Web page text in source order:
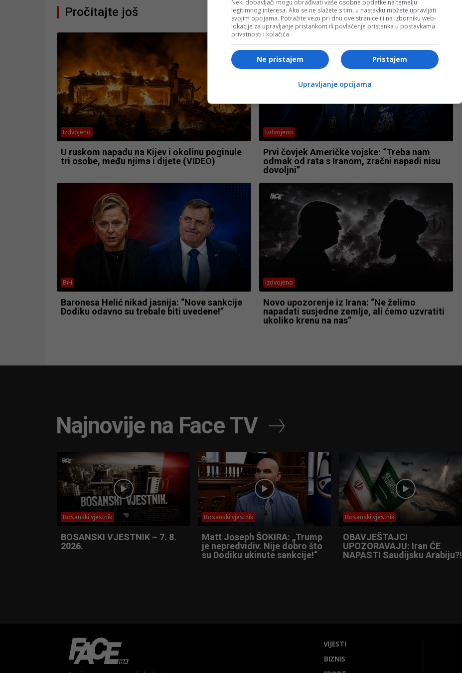
Pročitajte još
Izdvojeno
U ruskom napadu na Kijev i okolinu poginule
tri osobe, među njima i dijete (VIDEO)
Izdvojeno
Prvi čovjek Američke vojske: “Treba nam
odmak od rata s Iranom, zračni napadi nisu
dovoljni”
BiH
Baronesa Helić nikad jasnija: “Nove sankcije
Dodiku odavno su trebale biti uvedene!”
Izdvojeno
Novo upozorenje iz Irana: “Ne želimo
napadati susjedne zemlje, ali ćemo uzvratiti
ukoliko krenu na nas”
Najnovije na Face TV
Bosanski vjestnik
BOSANSKI VJESTNIK – 7. 8.
2026.
Bosanski vjestnik
Matt Joseph ŠOKIRA: „Trump
je nepredvidiv. Nije dobro što
su Dodiku ukinute sankcije!“
Bosanski vjestnik
OBAVJEŠTAJCI
UPOZORAVAJU: Iran ĆE
NAPASTI Saudijsku Arabiju?!
VIJESTI
BIZNIS
Neki dobavljači mogu obrađivati vaše osobne podatke na temelju
legitimnog interesa. Ako se ne slažete s tim, u nastavku možete upravljati
svojim opcijama. Potražite vezu pri dnu ove stranice ili na izborniku web-
lokacije za upravljanje pristankom ili povlačenje pristanka u postavkama
privatnosti i kolačića.
Pristajem
Ne pristajem
Upravljanje opcijama